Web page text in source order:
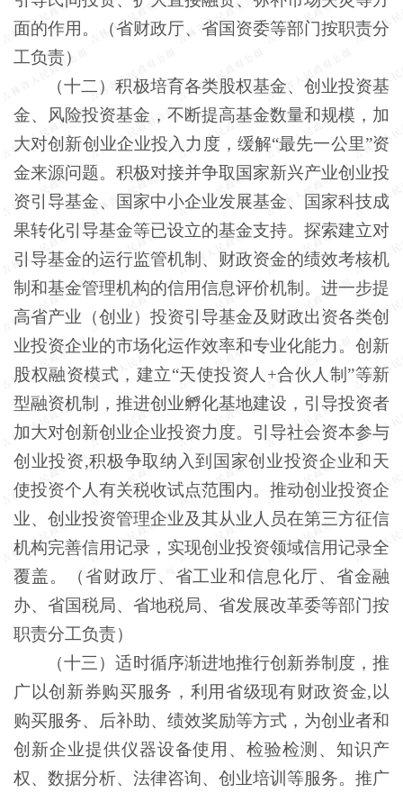
面的作用。（省财政厅、省国资委等部门按职责分
工负责）
（十二）积极培育各类股权基金、创业投资基
金、风险投资基金，不断提高基金数量和规模，加
大对创新创业企业投入力度，缓解“最先一公里”资
金来源问题。积极对接并争取国家新兴产业创业投
资引导基金、国家中小企业发展基金、国家科技成
果转化引导基金等已设立的基金支持。探索建立对
引导基金的运行监管机制、财政资金的绩效考核机
制和基金管理机构的信用信息评价机制。进一步提
高省产业（创业）投资引导基金及财政出资各类创
业投资企业的市场化运作效率和专业化能力。创新
股权融资模式，建立“天使投资人+合伙人制”等新
型融资机制，推进创业孵化基地建设，引导投资者
加大对创新创业企业投资力度。引导社会资本参与
创业投资,积极争取纳入到国家创业投资企业和天
使投资个人有关税收试点范围内。推动创业投资企
业、创业投资管理企业及其从业人员在第三方征信
机构完善信用记录，实现创业投资领域信用记录全
覆盖。（省财政厅、省工业和信息化厅、省金融
办、省国税局、省地税局、省发展改革委等部门按
职责分工负责）
（十三）适时循序渐进地推行创新券制度，推
广以创新券购买服务，利用省级现有财政资金,以
购买服务、后补助、绩效奖励等方式，为创业者和
创新企业提供仪器设备使用、检验检测、知识产
权、数据分析、法律咨询、创业培训等服务。推广